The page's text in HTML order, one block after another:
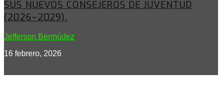
SUS NUEVOS CONSEJEROS DE JUVENTUD
(2026–2029).
Jefferson Bermúdez
16 febrero, 2026